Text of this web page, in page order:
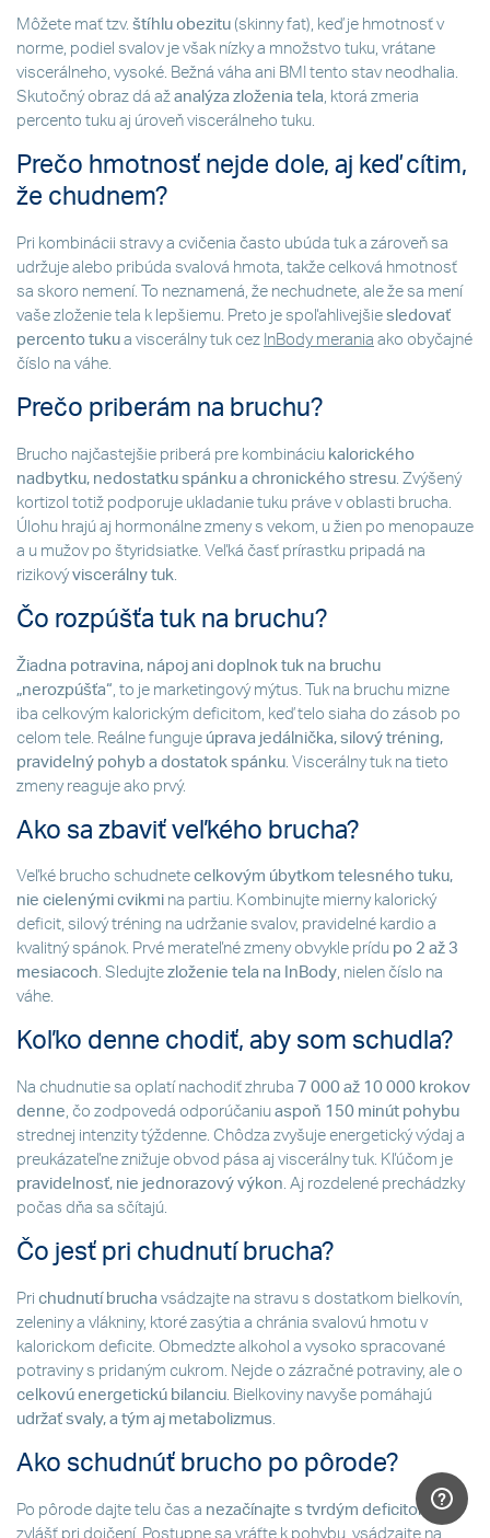
Môžete mať tzv. štíhlu obezitu (skinny fat), keď je hmotnosť v
norme, podiel svalov je však nízky a množstvo tuku, vrátane
viscerálneho, vysoké. Bežná váha ani BMI tento stav neodhalia.
Skutočný obraz dá až analýza zloženia tela , ktorá zmeria
percento tuku aj úroveň viscerálneho tuku.
Prečo hmotnosť nejde dole, aj keď cítim,
že chudnem?
Pri kombinácii stravy a cvičenia často ubúda tuk a zároveň sa
udržuje alebo pribúda svalová hmota, takže celková hmotnosť
sa skoro nemení. To neznamená, že nechudnete, ale že sa mení
vaše zloženie tela k lepšiemu. Preto je spoľahlivejšie sledovať
percento tuku a viscerálny tuk cez InBody merania ako obyčajné
číslo na váhe.
Prečo priberám na bruchu?
Brucho najčastejšie priberá pre kombináciu kalorického
nadbytku, nedostatku spánku a chronického stresu . Zvýšený
kortizol totiž podporuje ukladanie tuku práve v oblasti brucha.
Úlohu hrajú aj hormonálne zmeny s vekom, u žien po menopauze
a u mužov po štyridsiatke. Veľká časť prírastku pripadá na
rizikovýviscerálny tuk
Čo rozpúšťa tuk na bruchu?
Žiadna potravina, nápoj ani doplnok tuk na bruchu
„nerozpúšťa“ , to je marketingový mýtus. Tuk na bruchu mizne
iba celkovým kalorickým deficitom, keď telo siaha do zásob po
celom tele. Reálne funguje úprava jedálnička, silový tréning,
pravidelný pohyb a dostatok spánku . Viscerálny tuk na tieto
zmeny reaguje ako prvý.
Ako sa zbaviť veľkého brucha?
Veľké brucho schudnete celkovým úbytkom telesného tuku,
nie cielenými cvikmi na partiu. Kombinujte mierny kalorický
deficit, silový tréning na udržanie svalov, pravidelné kardio a
kvalitný spánok. Prvé merateľné zmeny obvykle prídu po 2 až 3
mesiacoch. Sledujte zloženie tela na InBody, nielen číslo na
váhe.
Koľko denne chodiť, aby som schudla?
Na chudnutie sa oplatí nachodiť zhruba 7 000 až 10 000 krokov
denne, čo zodpovedá odporúčaniu aspoň 150 minút pohybu
strednej intenzity týždenne. Chôdza zvyšuje energetický výdaj a
preukázateľne znižuje obvod pása aj viscerálny tuk. Kľúčom je
pravidelnosť, nie jednorazový výkon. Aj rozdelené prechádzky
počas dňa sa sčítajú.
Čo jesť pri chudnutí brucha?
Pri chudnutí brucha vsádzajte na stravu s dostatkom bielkovín,
zeleniny a vlákniny, ktoré zasýtia a chránia svalovú hmotu v
kalorickom deficite. Obmedzte alkohol a vysoko spracované
potraviny s pridaným cukrom. Nejde o zázračné potraviny, ale o
celkovú energetickú bilanciu. Bielkoviny navyše pomáhajú
udržať svaly, a tým aj metabolizmus.
Ako schudnúť brucho po pôrode?
Po pôrode dajte telu čas a nezačínajte s tvrdým deficitom –
zvlášť pri dojčení. Postupne sa vráťte k pohybu, vsádzajte na